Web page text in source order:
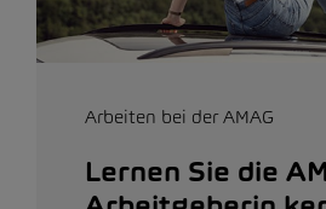
Arbeiten bei der AMAG
Lernen Sie die